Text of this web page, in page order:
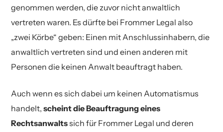
genommen werden, die zuvor nicht anwaltlich
vertreten waren. Es dürfte bei Frommer Legal also
„zwei Körbe“ geben: Einen mit Anschlussinhabern, die
anwaltlich vertreten sind und einen anderen mit
Personen die keinen Anwalt beauftragt haben.
Auch wenn es sich dabei um keinen Automatismus
handelt,scheint die Beauftragung eines
Rechtsanwaltssich für Frommer Legal und deren